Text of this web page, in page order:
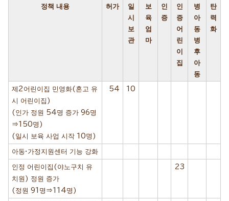
정책 내용 허가
일
시
보
관
보
육
엄
마
인
증
인
증
어
린
이
집
병
아
동
병
후
아
동
탄
력
화
제2어린이집 민영화(혼고 유
시 어린이집)
(인가 정원 54명 증가 96명
⇒150명)
(일시 보육 사업 시작 10명)
54 10
아동·가정지원센터 기능 강화
인정 어린이집(야노구치 유
치원) 정원 증가
(정원 91명⇒114명)
23